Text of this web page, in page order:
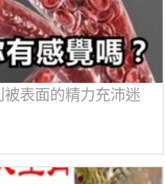
表面的精力充沛迷